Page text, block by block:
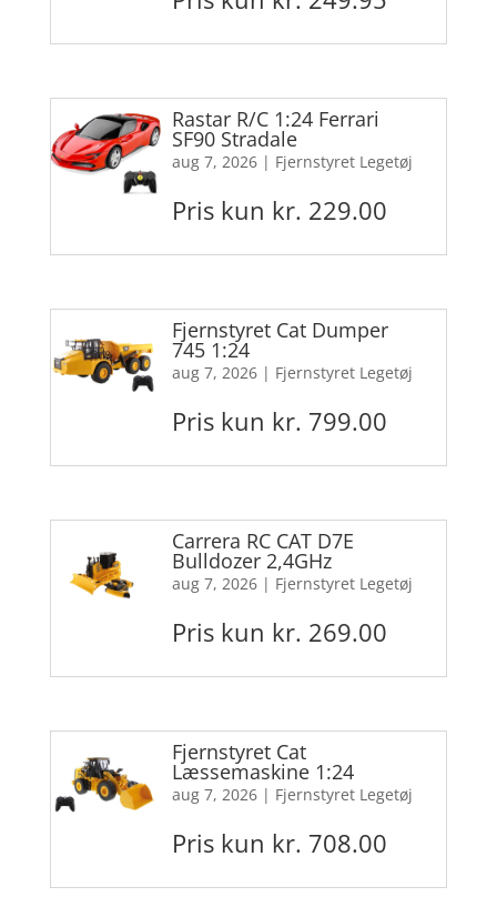
Rastar R/C 1:24 Ferrari
SF90 Stradale
aug 7, 2026| Fjernstyret Legetøj
Pris kun kr. 229.00
Fjernstyret Cat Dumper
745 1:24
aug 7, 2026| Fjernstyret Legetøj
Pris kun kr. 799.00
Carrera RC CAT D7E
Bulldozer 2,4GHz
aug 7, 2026| Fjernstyret Legetøj
Pris kun kr. 269.00
Fjernstyret Cat
Læssemaskine 1:24
aug 7, 2026| Fjernstyret Legetøj
Pris kun kr. 708.00